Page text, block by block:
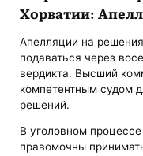
Хорватии:
Апелляции на
подаваться через
вердикта. Высший
компетентным судом
решений.
В уголовном
правомочны